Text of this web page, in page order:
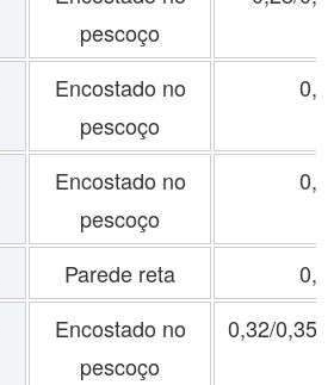
pescoço
Encostado no
pescoço
Encostado no
pescoço
Parede reta
Encostado no
pescoço
0,32/0,35/